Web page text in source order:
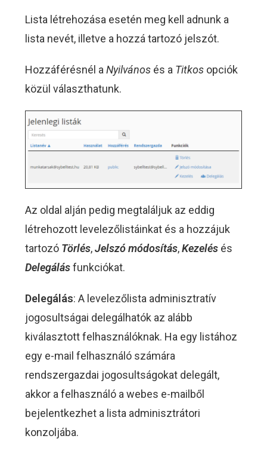
Lista létrehozása esetén meg kell adnunk a
lista nevét, illetve a hozzá tartozó jelszót.
Hozzáférésnél aNyilvános és a Titkos opciók
közül választhatunk.
Az oldal alján pedig megtaláljuk az eddig
létrehozott levelezőlistáinkat és a hozzájuk
tartozó Törlés,Jelszó módosítás,Kezelés és
Delegálás funkciókat.
Delegálás: A levelezőlista adminisztratív
jogosultságai delegálhatók az alább
kiválasztott felhasználóknak. Ha egy listához
egy e-mail felhasználó számára
rendszergazdai jogosultságokat delegált,
akkor a felhasználó a webes e-mailből
bejelentkezhet a lista adminisztrátori
konzoljába.